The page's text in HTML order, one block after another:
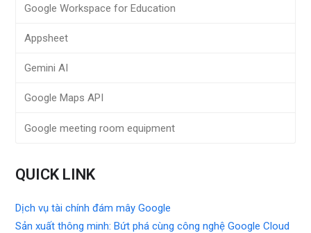
Google Workspace for Education
Appsheet
Gemini AI
Google Maps API
Google meeting room equipment
QUICK LINK
Dịch vụ tài chính đám mây Google
Sản xuất thông minh: Bứt phá cùng công nghệ Google Cloud